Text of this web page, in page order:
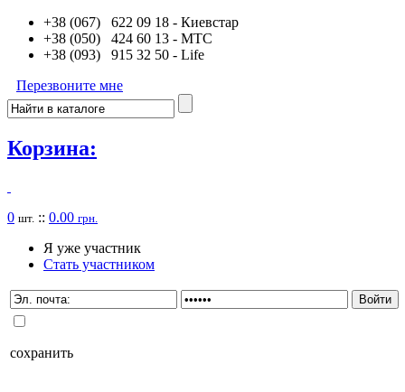
+38 (067) 622 09 18 - Киевстар
+38 (050) 424 60 13 - MTC
+38 (093) 915 32 50 - Life
Перезвоните мне
Корзина:
0 шт. :: 0.00 грн.
Я уже участник
Стать участником
сохранить